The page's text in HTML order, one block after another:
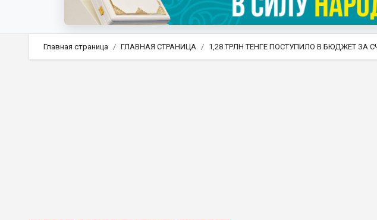
Главная страница ГЛАВНАЯ СТРАНИЦА 1,28 ТРЛН ТЕНГЕ ПОСТУПИЛО В БЮДЖЕТ